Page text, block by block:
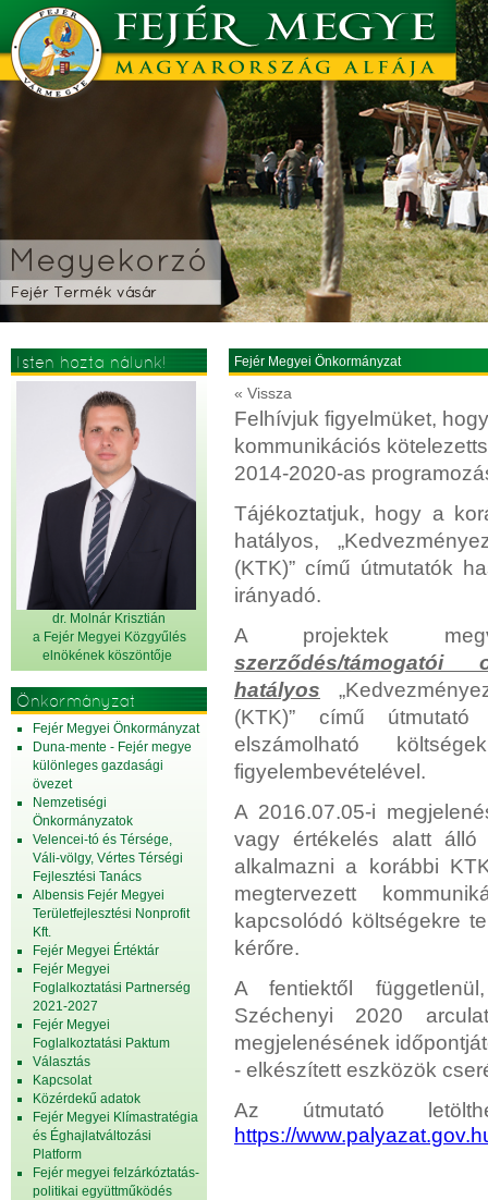
Isten hozta nálunk!
dr. Molnár Krisztián
a Fejér Megyei Közgyűlés
elnökének köszöntője
Önkormányzat
Fejér Megyei Önkormányzat
Duna-mente - Fejér megye
különleges gazdasági
övezet
Nemzetiségi
Önkormányzatok
Velencei-tó és Térsége,
Váli-völgy, Vértes Térségi
Fejlesztési Tanács
Albensis Fejér Megyei
Területfejlesztési Nonprofit
Kft.
Fejér Megyei Értéktár
Fejér Megyei
Foglalkoztatási Partnerség
2021-2027
Fejér Megyei
Foglalkoztatási Paktum
Választás
Kapcsolat
Közérdekű adatok
Fejér Megyei Klímastratégia
és Éghajlatváltozási
Platform
Fejér megyei felzárkóztatás-
politikai együttműködés
Fejér Megyei Önkormányzat
« Vissza
Felhívjuk figyelmüket,
kommunikációs
2014-2020-as
Tájékoztatjuk, hogy a
hatályos,
(KTK)” című útmutatók
irányadó.
A projektek
szerződés/
hatályos
(KTK)” című
elszámolható
figyelembevételével.
A 2016.07.05-i
vagy értékelés alatt
alkalmazni a korábbi
megtervezett
kapcsolódó költségekre
kérőre.
A fentiektől
Széchenyi 2020
megjelenésének
- elkészített eszközök
Az útmutató
https://